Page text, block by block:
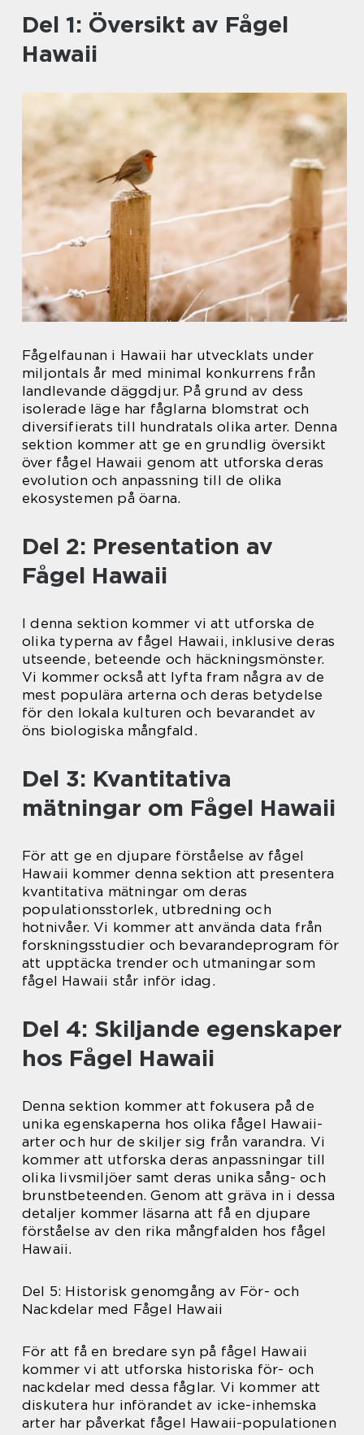
Del 1: Översikt av Fågel
Hawaii
Fågelfaunan i Hawaii har utvecklats under
miljontals år med minimal konkurrens från
landlevande däggdjur. På grund av dess
isolerade läge har fåglarna blomstrat och
diversifierats till hundratals olika arter. Denna
sektion kommer att ge en grundlig översikt
över fågel Hawaii genom att utforska deras
evolution och anpassning till de olika
ekosystemen på öarna.
Del 2: Presentation av
Fågel Hawaii
I denna sektion kommer vi att utforska de
olika typerna av fågel Hawaii, inklusive deras
utseende, beteende och häckningsmönster.
Vi kommer också att lyfta fram några av de
mest populära arterna och deras betydelse
för den lokala kulturen och bevarandet av
öns biologiska mångfald.
Del 3: Kvantitativa
mätningar om Fågel Hawaii
För att ge en djupare förståelse av fågel
Hawaii kommer denna sektion att presentera
kvantitativa mätningar om deras
populationsstorlek, utbredning och
hotnivåer. Vi kommer att använda data från
forskningsstudier och bevarandeprogram för
att upptäcka trender och utmaningar som
fågel Hawaii står inför idag.
Del 4: Skiljande egenskaper
hos Fågel Hawaii
Denna sektion kommer att fokusera på de
unika egenskaperna hos olika fågel Hawaii-
arter och hur de skiljer sig från varandra. Vi
kommer att utforska deras anpassningar till
olika livsmiljöer samt deras unika sång- och
brunstbeteenden. Genom att gräva in i dessa
detaljer kommer läsarna att få en djupare
förståelse av den rika mångfalden hos fågel
Hawaii.
Del 5: Historisk genomgång av För- och
Nackdelar med Fågel Hawaii
För att få en bredare syn på fågel Hawaii
kommer vi att utforska historiska för- och
nackdelar med dessa fåglar. Vi kommer att
diskutera hur införandet av icke-inhemska
arter har påverkat fågel Hawaii-populationen